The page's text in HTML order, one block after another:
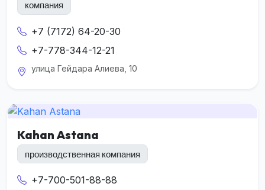
компания
+7 (7172) 64-20-30
+7-778-344-12-21
улица Гейдара Алиева, 10
Kahan Astana
производственная компания
+7-700-501-88-88